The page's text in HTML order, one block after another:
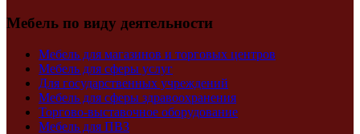
Мебель по виду деятельности
Мебель для магазинов и торговых центров
Мебель для сферы услуг
Для государственных учреждений
Мебель для сферы здравоохранения
Торгово-выставочное оборудование
Мебель для ПВЗ